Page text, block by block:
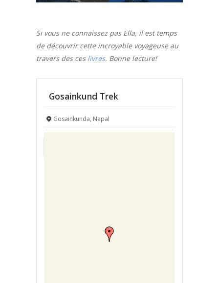
Si vous ne connaissez pas Ella, il est temps
de découvrir cette incroyable voyageuse au
travers des ces livres. Bonne lecture!
Gosainkund Trek
Gosainkunda, Nepal